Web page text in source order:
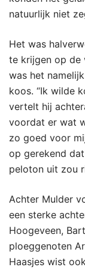
natuurlijk niet
Het was
te krijgen op de
was het
koos. “Ik wilde
vertelt hij
voordat er wat
zo goed voor
op gerekend
peloton uit zou
Achter Mulder
een sterke
Hoogeveen,
ploeggenoten
Haasjes wist